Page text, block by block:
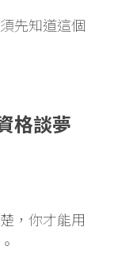
先知道這個
格談夢
，你才能用